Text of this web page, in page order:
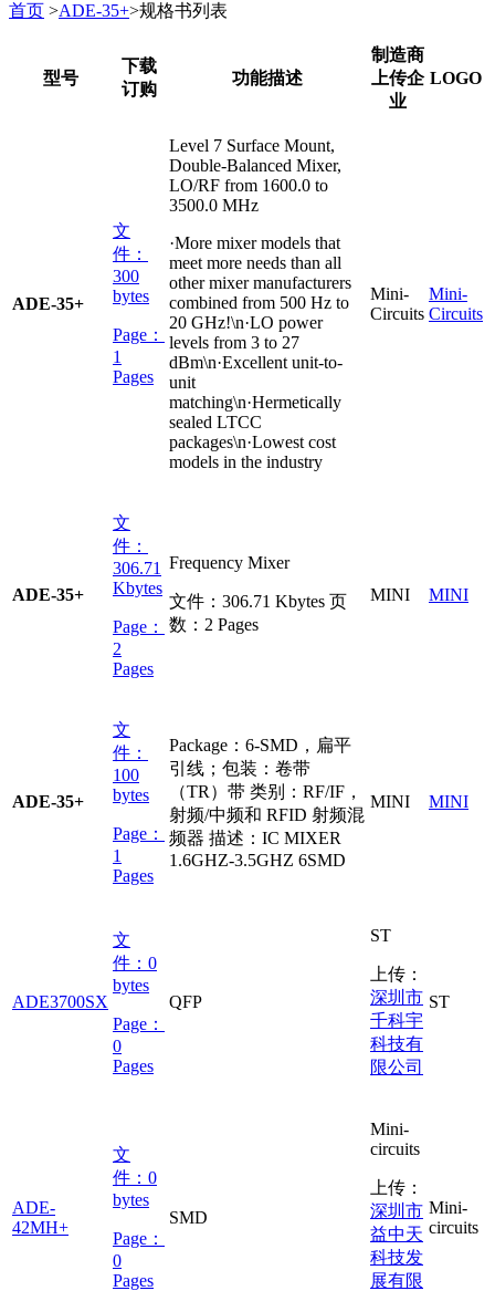
首页 >ADE-35+>规格书列表
型号
下载
订购
功能描述
制造商
上传企
业
LOGO
ADE-35+
文
件：
300
bytes
Page：
1
Pages
Level 7 Surface Mount,
Double-Balanced Mixer,
LO/RF from 1600.0 to
3500.0 MHz
·More mixer models that
meet more needs than all
other mixer manufacturers
combined from 500 Hz to
20 GHz!\n·LO power
levels from 3 to 27
dBm\n·Excellent unit-to-
unit
matching\n·Hermetically
sealed LTCC
packages\n·Lowest cost
models in the industry
Mini-
Circuits
Mini-
Circuits
ADE-35+
文
件：
306.71
Kbytes
Page：
2
Pages
Frequency Mixer
文件： 306.71 Kbytes 页
数： 2 Pages
MINI MINI
ADE-35+
文
件：
100
bytes
Page：
1
Pages
Package：6-SMD，扁平
引线；包装：卷带
（TR）带 类别：RF/IF，
射频/中频和 RFID 射频混
频器 描述：IC MIXER
1.6GHZ-3.5GHZ 6SMD
MINI MINI
ADE3700SX
文
件： 0
bytes
Page：
0
Pages
QFP
ST
上传：
深圳市
千科宇
科技有
限公司
ST
ADE-
42MH+
文
件： 0
bytes
Page：
0
Pages
SMD
Mini-
circuits
上传：
深圳市
益中天
科技发
展有限
Mini-
circuits